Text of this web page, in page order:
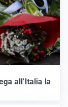
all’Italia la